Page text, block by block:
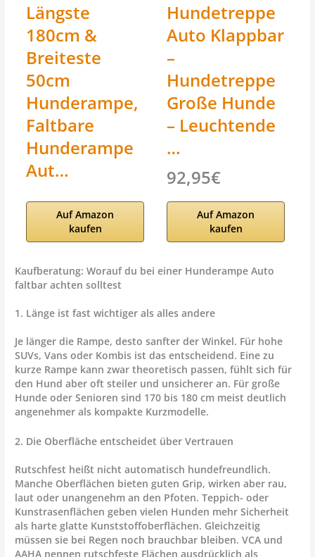
Längste
180cm &
Breiteste
50cm
Hunderampe,
Faltbare
Hunderampe
Aut…
Auf Amazon
kaufen
Hundetreppe
Auto Klappbar
–
Hundetreppe
Große Hunde
– Leuchtende
…
92,95€
Auf Amazon
kaufen
Kaufberatung: Worauf du bei einer Hunderampe Auto
faltbar achten solltest
1. Länge ist fast wichtiger als alles andere
Je länger die Rampe, desto sanfter der Winkel. Für hohe
SUVs, Vans oder Kombis ist das entscheidend. Eine zu
kurze Rampe kann zwar theoretisch passen, fühlt sich für
den Hund aber oft steiler und unsicherer an. Für große
Hunde oder Senioren sind 170 bis 180 cm meist deutlich
angenehmer als kompakte Kurzmodelle.
2. Die Oberfläche entscheidet über Vertrauen
Rutschfest heißt nicht automatisch hundefreundlich.
Manche Oberflächen bieten guten Grip, wirken aber rau,
laut oder unangenehm an den Pfoten. Teppich- oder
Kunstrasenflächen geben vielen Hunden mehr Sicherheit
als harte glatte Kunststoffoberflächen. Gleichzeitig
müssen sie bei Regen noch brauchbar bleiben. VCA und
AAHA nennen rutschfeste Flächen ausdrücklich als